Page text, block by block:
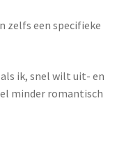
zelfs een specifieke
ik, snel wilt uit- en
minder romantisch